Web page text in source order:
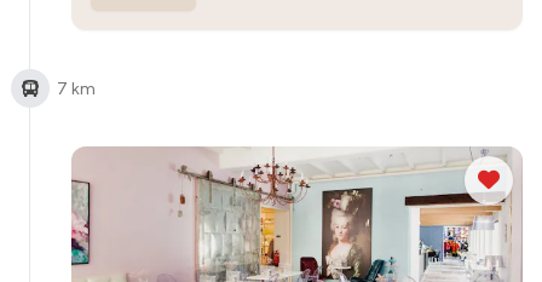
7 km